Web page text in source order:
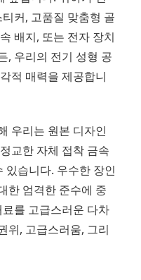
커, 고품질 맞춤형 골
배지, 또는 전자 장치
, 우리의 전기 성형 공
적 매력을 제공합니
우리는 원본 디자인
교한 자체 접착 금속
있습니다. 우수한 장인
한 엄격한 준수에 중
를 고급스러운 다차
위, 고급스러움, 그리